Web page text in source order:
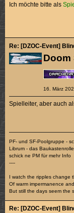
Ich möchte bitte als
Doom
16. März
Re: [DZOC-Event]
Spielleiter, aber auch
PF- und SF-Poolgruppe -
Librum - das
schick ne PM für mehr Info
----
I watch the ripples change
Of warm impermanence
But still the days seem the
Re: [DZOC-Event]